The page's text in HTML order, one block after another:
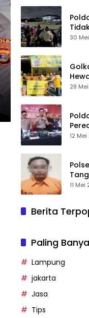
30
28
12
11 Mei
Berita
Paling
Lampung
jakarta
Jasa
Tips